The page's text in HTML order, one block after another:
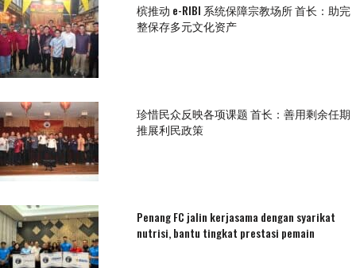
槟推动 e-RIBI 系统保障宗教场所 首长：助完
整保存多元文化资产
珍惜民众反映各项课题 首长：善用剩余任期
推展利民政策
Penang FC jalin kerjasama dengan syarikat
nutrisi, bantu tingkat prestasi pemain